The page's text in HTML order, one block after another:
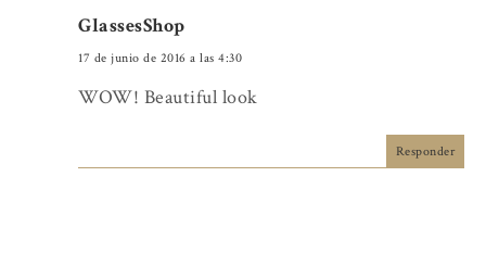
GlassesShop
17 de junio de 2016 a las 4:30
WOW! Beautiful look
Responder